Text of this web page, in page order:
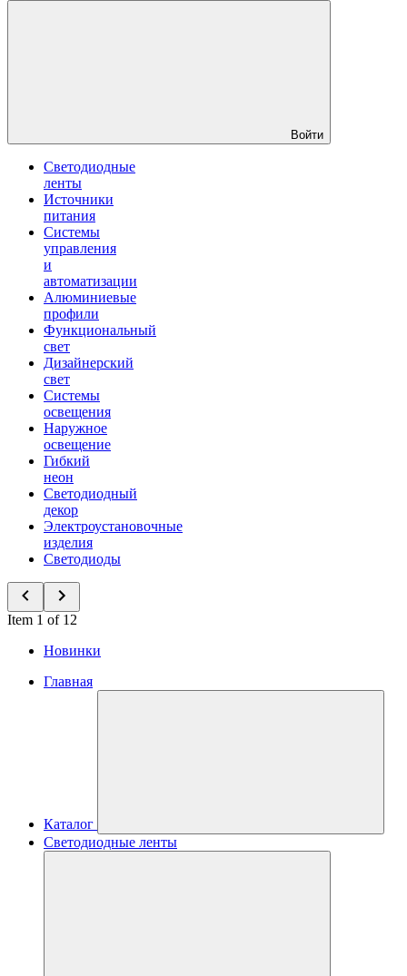
Войти
Светодиодные
ленты
Источники
питания
Системы
управления
и
автоматизации
Алюминиевые
профили
Функциональный
свет
Дизайнерский
свет
Системы
освещения
Наружное
освещение
Гибкий
неон
Светодиодный
декор
Электроустановочные
изделия
Светодиоды
Item 1 of 12
Новинки
Главная
Каталог
Светодиодные ленты